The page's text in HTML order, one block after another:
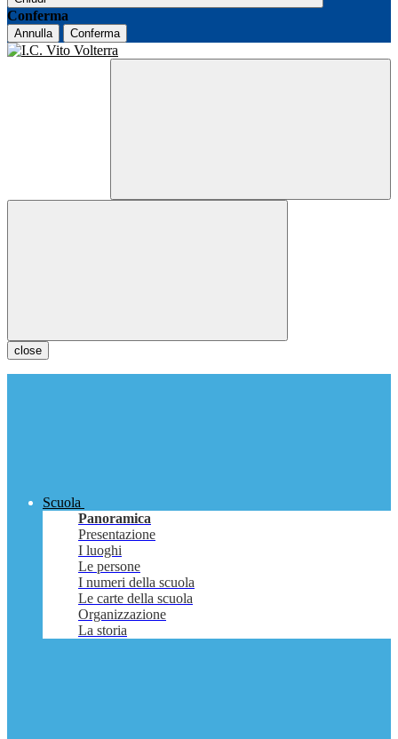
Conferma
Annulla Conferma
close
Scuola
Panoramica
Presentazione
I luoghi
Le persone
I numeri della scuola
Le carte della scuola
Organizzazione
La storia